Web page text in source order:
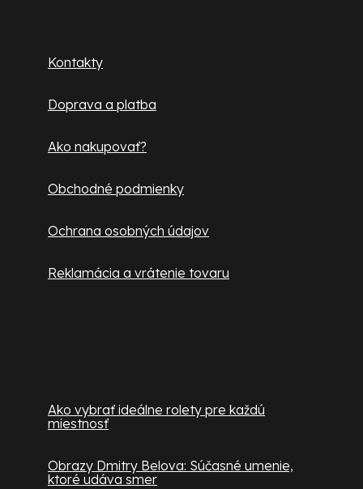
Kontakty
Doprava a platba
Ako nakupovať?
Obchodné podmienky
Ochrana osobných údajov
Reklamácia a vrátenie tovaru
Ako vybrať ideálne rolety pre každú
miestnosť
Obrazy Dmitry Belova: Súčasné umenie,
ktoré udáva smer